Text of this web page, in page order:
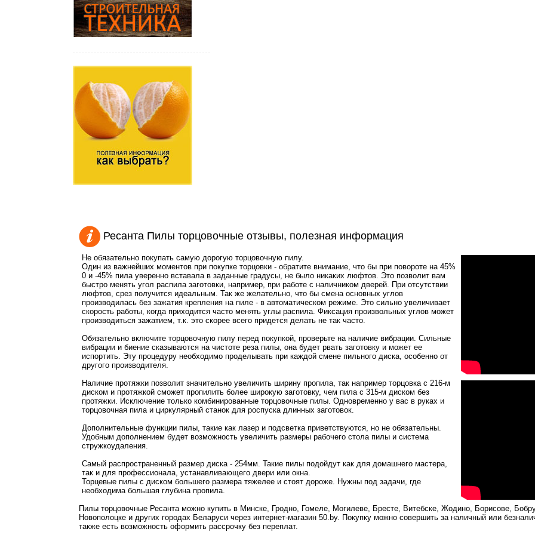
Ресанта Пилы торцовочные отзывы, полезная информация
Не обязательно покупать самую дорогую торцовочную пилу.
Один из важнейших моментов при покупке торцовки - обратите внимание, что бы при повороте на 45%
0 и -45% пила уверенно вставала в заданные градусы, не было никаких люфтов. Это позволит вам
быстро менять угол распила заготовки, например, при работе с наличником дверей. При отсутствии
люфтов, срез получится идеальным. Так же желательно, что бы смена основных углов
производилась без зажатия крепления на пиле - в автоматическом режиме. Это сильно увеличивает
скорость работы, когда приходится часто менять углы распила. Фиксация произвольных углов может
производиться зажатием, т.к. это скорее всего придется делать не так часто.
Обязательно включите торцовочную пилу перед покупкой, проверьте на наличие вибрации. Сильные
вибрации и биение сказываются на чистоте реза пилы, она будет рвать заготовку и может ее
испортить. Эту процедуру необходимо проделывать при каждой смене пильного диска, особенно от
другого производителя.
Наличие протяжки позволит значительно увеличить ширину пропила, так например торцовка с 216-м
диском и протяжкой сможет пропилить более широкую заготовку, чем пила с 315-м диском без
протяжки. Исключение только комбинированные торцовочные пилы. Одновременно у вас в руках и
торцовочная пила и циркулярный станок для роспуска длинных заготовок.
Дополнительные функции пилы, такие как лазер и подсветка приветствуются, но не обязательны.
Удобным дополнением будет возможность увеличить размеры рабочего стола пилы и система
стружкоудаления.
Самый распространенный размер диска - 254мм. Такие пилы подойдут как для домашнего мастера,
так и для профессионала, устанавливающего двери или окна.
Торцевые пилы с диском большего размера тяжелее и стоят дороже. Нужны под задачи, где
необходима большая глубина пропила.
Пилы торцовочные Ресанта можно купить в Минске, Гродно, Гомеле, Могилеве, Бресте, Витебске, Жодино, Борисове,
Новополоцке и других городах Беларуси через интернет-магазин 50.by. Покупку можно совершить за наличный или
также есть возможность оформить рассрочку без переплат.